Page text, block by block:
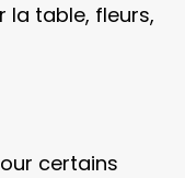
la table, fleurs,
certains